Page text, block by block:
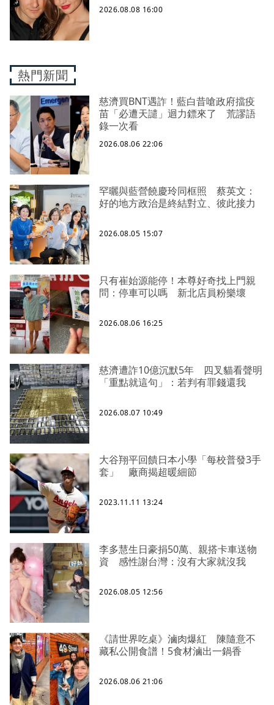
2026.08.08 16:00
熱門新聞
慈濟買BNT遇詐！藍白昔嗆政府擋疫
苗「必遭天譴」迴力鏢來了 荒謬語
錄一次看
2026.08.06 22:06
罕曬與藍營饒慶玲同框照 蔡英文：
好的地方政治是終結對立、彼此接力
2026.08.05 15:07
只有崔始源能停！本尊好奇找上門親
問：停車可以嗎 新北店員粉樂壞
2026.08.06 16:25
慈濟遭詐10億沉默5年 四叉貓看聲明
「重點就這句」：若判有罪錢還我
2026.08.07 10:49
大谷翔平回饋日本小學「每校普發3手
套」 廠商揭超暖細節
2023.11.11 13:24
李多慧生日豪捐50萬、親搭卡車送物
資 感性謝台灣：沒有大家就沒我
2026.08.05 12:56
《請世界吃桌》滷肉爆紅 陳隨意不
藏私公開食譜！5食材滷出一鍋香
2026.08.06 21:06